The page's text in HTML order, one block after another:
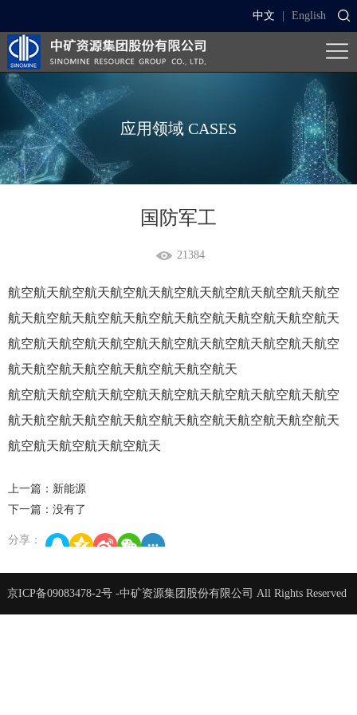
中文 English
应用领域 CASES
国防军工
21384
航空航天航空航天航空航天航空航天航空航天航空航天航空
航天航空航天航空航天航空航天航空航天航空航天航空航天
航空航天航空航天航空航天航空航天航空航天航空航天航空
航天航空航天航空航天航空航天航空航天
航空航天航空航天航空航天航空航天航空航天航空航天航空
航天航空航天航空航天航空航天航空航天航空航天航空航天
航空航天航空航天航空航天
上一篇：新能源
下一篇：没有了
分享：
京ICP备09083478-2号-中矿资源集团股份有限公司 All Rights Reserved